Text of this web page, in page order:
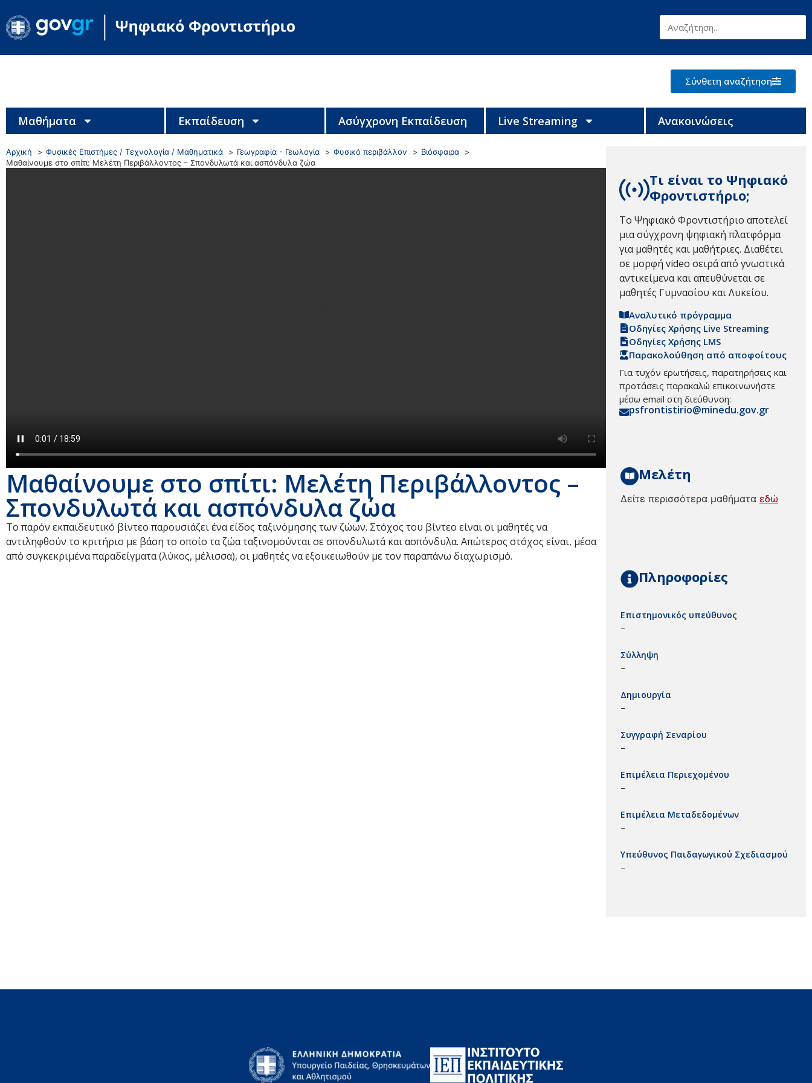
Σύνθετη αναζήτηση
Μαθήματα Εκπαίδευση Ασύγχρονη Εκπαίδευση Live Streaming Ανακοινώσεις
Αρχική Φυσικές Επιστήμες / Τεχνολογία / Μαθηματικά Γεωγραφία - Γεωλογία Φυσικό περιβάλλον
Βιόσφαιρα
Μαθαίνουμε στο σπίτι: Μελέτη Περιβάλλοντος – Σπονδυλωτά και ασπόνδυλα ζώα
Μαθαίνουμε στο σπίτι: Μελέτη Περιβάλλοντος –
Σπονδυλωτά και ασπόνδυλα ζώα
Το παρόν εκπαιδευτικό βίντεο παρουσιάζει ένα είδος ταξινόμησης των ζώων. Στόχος του βίντεο είναι οι μαθητές να
αντιληφθούν το κριτήριο με βάση το οποίο τα ζώα ταξινομούνται σε σπονδυλωτά και ασπόνδυλα. Απώτερος στόχος είναι, μέσα
από συγκεκριμένα παραδείγματα (λύκος, μέλισσα), οι μαθητές να εξοικειωθούν με τον παραπάνω διαχωρισμό.
Τι είναι το Ψηφιακό
Φροντιστήριο;
Το Ψηφιακό Φροντιστήριο αποτελεί
μια σύγχρονη ψηφιακή πλατφόρμα
για μαθητές και μαθήτριες. Διαθέτει
σε μορφή video σειρά από γνωστικά
αντικείμενα και απευθύνεται σε
μαθητές Γυμνασίου και Λυκείου.
Αναλυτικό πρόγραμμα
Οδηγίες Χρήσης Live Streaming
Οδηγίες Χρήσης LMS
Παρακολούθηση από αποφοίτους
Για τυχόν ερωτήσεις, παρατηρήσεις και
προτάσεις παρακαλώ επικοινωνήστε
μέσω email στη διεύθυνση:
psfrontistirio@minedu.gov.gr
Μελέτη
Δείτε περισσότερα μαθήματα εδώ
Πληροφορίες
Επιστημονικός υπεύθυνος
–
Σύλληψη
–
Δημιουργία
–
Συγγραφή Σεναρίου
–
Επιμέλεια Περιεχομένου
–
Επιμέλεια Μεταδεδομένων
–
Υπεύθυνος Παιδαγωγικού Σχεδιασμού
–